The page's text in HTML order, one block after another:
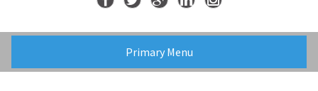
Primary Menu